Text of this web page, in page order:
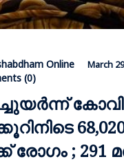
Online March
(0)
രോഗം ; 291